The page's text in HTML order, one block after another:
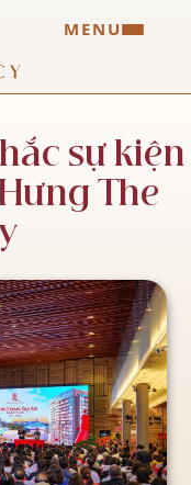
MENU
sự kiện
The